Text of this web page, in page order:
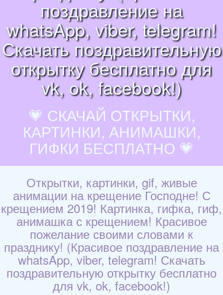
поздравление на
whatsApp, viber, telegram!
Скачать поздравительную
открытку бесплатно для
vk, ok, facebook!)
💗 СКАЧАЙ ОТКРЫТКИ,
КАРТИНКИ, АНИМАШКИ,
ГИФКИ БЕСПЛАТНО 💗
Открытки, картинки, gif, живые
анимации на крещение Господне! С
крещением 2019! Картинка, гифка, гиф,
анимашка с крещением! Красивое
пожелание своими словами к
празднику! (Красивое поздравление на
whatsApp, viber, telegram! Скачать
поздравительную открытку бесплатно
для vk, ok, facebook!)